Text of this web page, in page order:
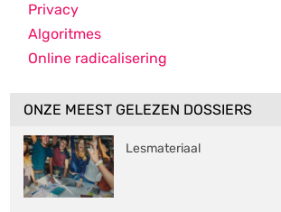
Privacy
Algoritmes
Online radicalisering
ONZE MEEST GELEZEN DOSSIERS
Lesmateriaal